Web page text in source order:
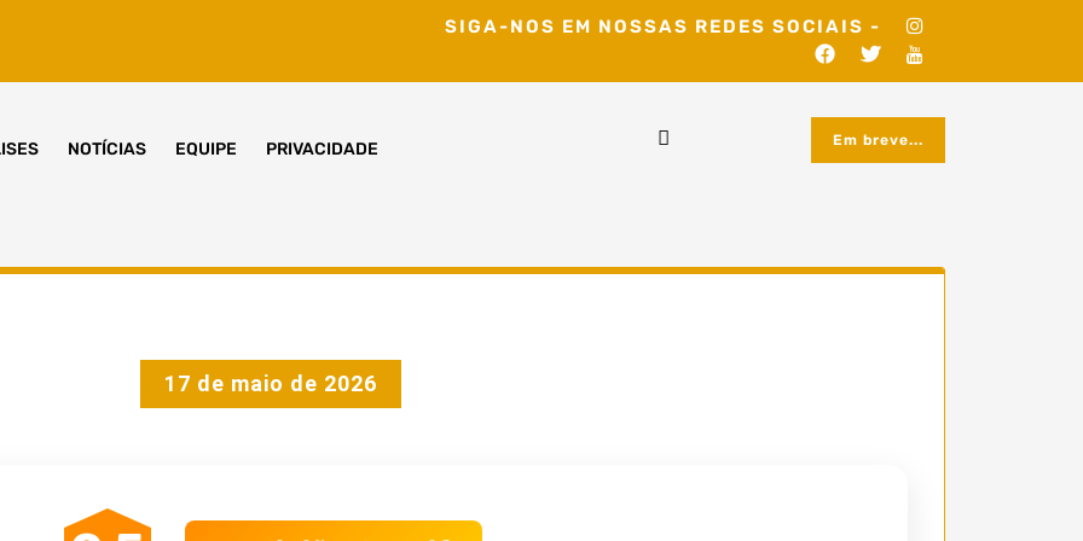
SIGA-NOS EM NOSSAS REDES SOCIAIS -
NOTÍCIAS EQUIPE PRIVACIDADE Em breve...
17 de maio de 2026